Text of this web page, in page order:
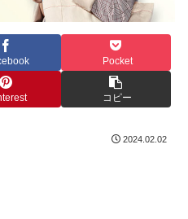
Pocket
コピー
2024.02.02